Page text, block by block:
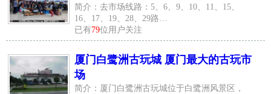
简介：去市场线路：5、6、9、10、11、15、
16、17、19、28、29路…
已有79位用户关注
厦门白鹭洲古玩城 厦门最大的古玩市
场
简介：厦门白鹭洲古玩城位于白鹭洲风景区，